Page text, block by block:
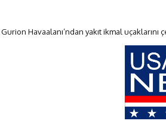
kadın paşası oldu